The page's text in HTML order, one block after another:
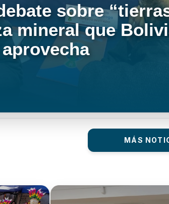
sobre
mineral que
MÁS